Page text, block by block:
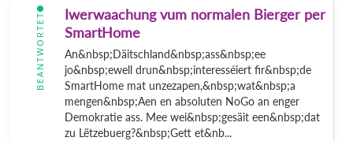
BEANTWORTET
Iwerwaachung vum normalen Bierger per
SmartHome
An&nbsp;Däitschland&nbsp;ass&nbsp;ee
jo&nbsp;ewell drun&nbsp;interesséiert fir&nbsp;de
SmartHome mat unzezapen,&nbsp;wat&nbsp;a
mengen&nbsp;Aen en absoluten NoGo an enger
Demokratie ass. Mee wei&nbsp;gesäit een&nbsp;dat
zu Lëtzebuerg?&nbsp;Gett et&nb...